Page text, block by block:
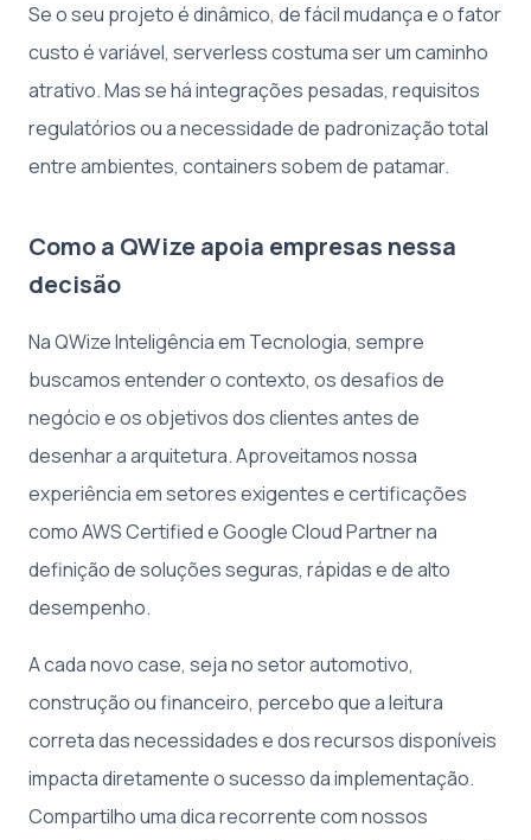
Se o seu projeto é dinâmico, de fácil mudança e o fator
custo é variável, serverless costuma ser um caminho
atrativo. Mas se há integrações pesadas, requisitos
regulatórios ou a necessidade de padronização total
entre ambientes, containers sobem de patamar.
Como a QWize apoia empresas nessa
decisão
Na QWize Inteligência em Tecnologia, sempre
buscamos entender o contexto, os desafios de
negócio e os objetivos dos clientes antes de
desenhar a arquitetura. Aproveitamos nossa
experiência em setores exigentes e certificações
como AWS Certified e Google Cloud Partner na
definição de soluções seguras, rápidas e de alto
desempenho.
A cada novo case, seja no setor automotivo,
construção ou financeiro, percebo que a leitura
correta das necessidades e dos recursos disponíveis
impacta diretamente o sucesso da implementação.
Compartilho uma dica recorrente com nossos